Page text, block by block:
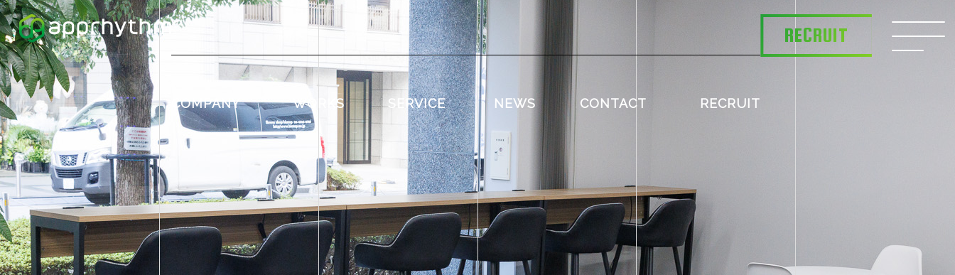
COMPANY WORKS SERVICE NEWS CONTACT RECRUIT
RECRUIT